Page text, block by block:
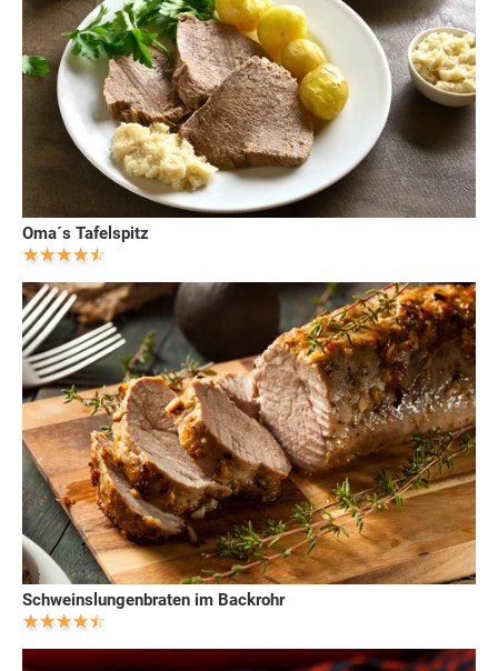
Oma´s Tafelspitz
Schweinslungenbraten im Backrohr